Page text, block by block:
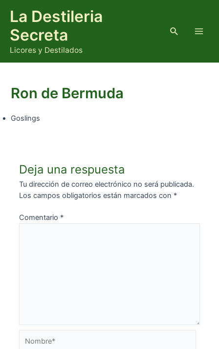
contenido
La Destileria
Secreta
Licores y Destilados
Buscar
Ron de Bermuda
Goslings
Deja una respuesta
Tu dirección de correo electrónico no será publicada.
Los campos obligatorios están marcados con *
Comentario *